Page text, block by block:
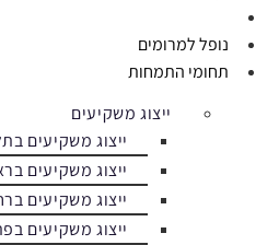
נופל למרומים
תחומי התמחות
ייצוג משקיעים
ייצוג משקיעים
ייצוג משקיעים
ייצוג משקיעים
ייצוג משקיעים